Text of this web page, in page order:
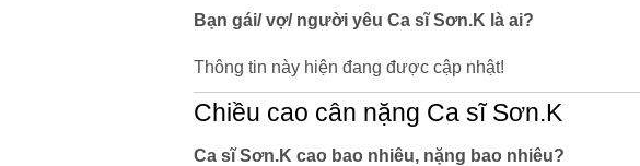
Bạn gái/ vợ/ người yêu Ca sĩ Sơn.K là ai?
Thông tin này hiện đang được cập nhật!
Chiều cao cân nặng Ca sĩ Sơn.K
Ca sĩ Sơn.K cao bao nhiêu, nặng bao nhiêu?